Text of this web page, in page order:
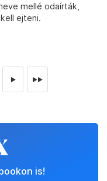
mellé odaírták,
ejteni.
► ►►
is!